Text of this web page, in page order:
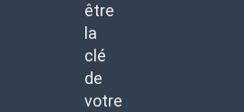
être
la
clé
de
votre